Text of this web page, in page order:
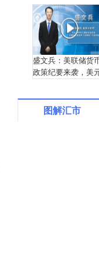
盛文兵：美联储货
政策纪要来袭，美
图解汇市